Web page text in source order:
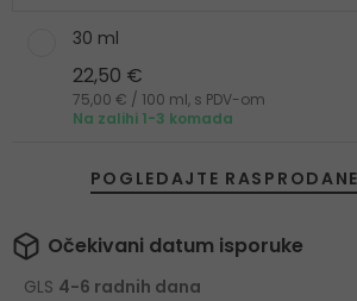
30 ml
22,50 €
75,00 € / 100 ml, s PDV-om
Na zalihi 1-3 komada
POGLEDAJTE
Očekivani datum isporuke
GLS 4-6 radnih dana